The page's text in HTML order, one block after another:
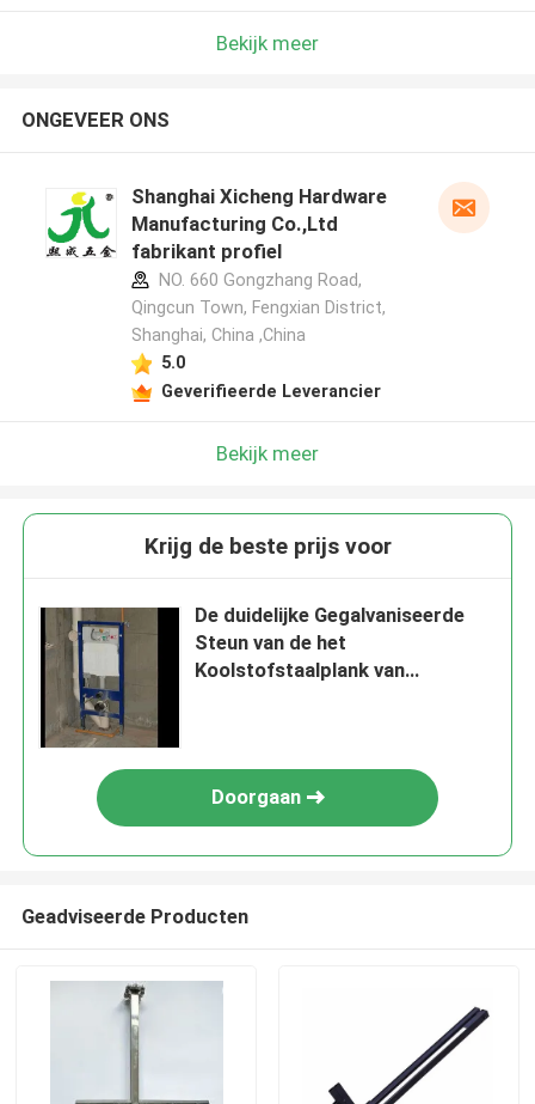
Bekijk meer
ONGEVEER ONS
Shanghai Xicheng Hardware
Manufacturing Co.,Ltd
fabrikant profiel
NO. 660 Gongzhang Road,
Qingcun Town, Fengxian District,
Shanghai, China ,China
5.0
Geverifieerde Leverancier
Bekijk meer
Krijg de beste prijs voor
De duidelijke Gegalvaniseerde
Steun van de het
Koolstofstaalplank van
Doorgaan
Geadviseerde Producten